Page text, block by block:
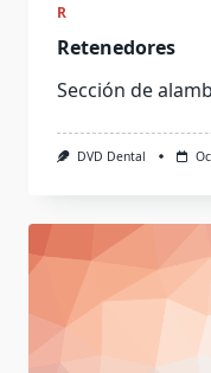
R
Retenedores
Sección de
DVD Dental